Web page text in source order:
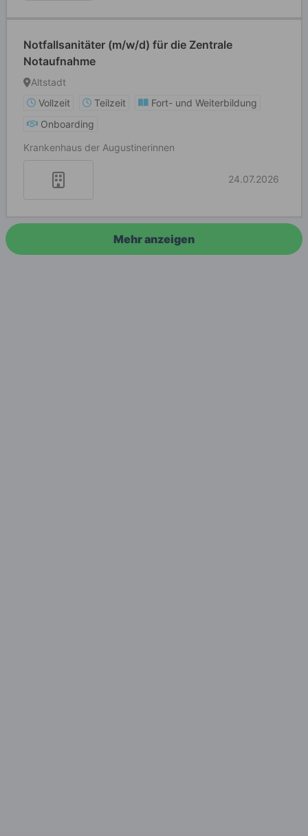
Notfallsanitäter (m/w/d) für die Zentrale
Notaufnahme
Altstadt
Vollzeit
Teilzeit
Fort- und Weiterbildung
Onboarding
Krankenhaus der Augustinerinnen
24.07.2026
Mehr anzeigen